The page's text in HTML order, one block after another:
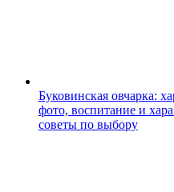
Буковинская овчарка:
фото, воспитание и
советы по выбору